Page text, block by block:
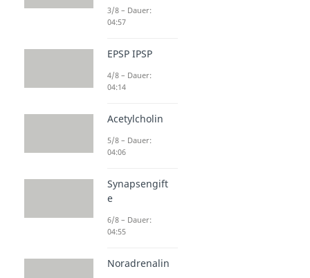
3/8 – Dauer:
04:57
EPSP IPSP
4/8 – Dauer:
04:14
Acetylcholin
5/8 – Dauer:
04:06
Synapsengift
e
6/8 – Dauer:
04:55
Noradrenalin